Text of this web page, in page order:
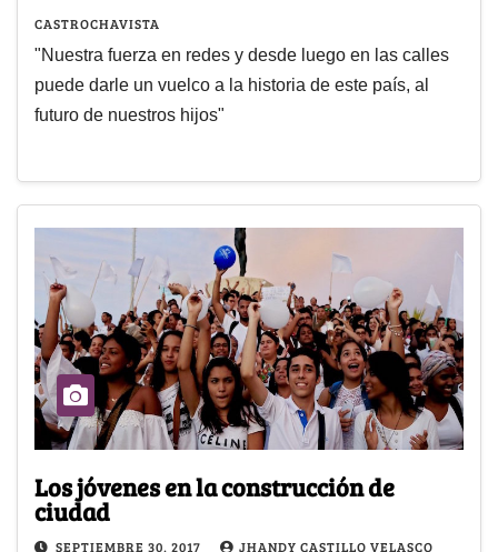
CASTROCHAVISTA
"Nuestra fuerza en redes y desde luego en las calles
puede darle un vuelco a la historia de este país, al
futuro de nuestros hijos"
Los jóvenes en la construcción de
ciudad
SEPTIEMBRE 30, 2017 JHANDY CASTILLO VELASCO